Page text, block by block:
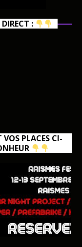
:
PLACES CI-